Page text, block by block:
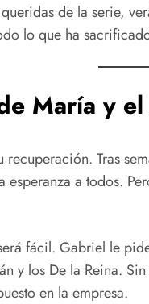
de la serie,
lo que ha
María y
Tras
a todos.
fácil. Gabriel le
y los De la Reina.
en la empresa.